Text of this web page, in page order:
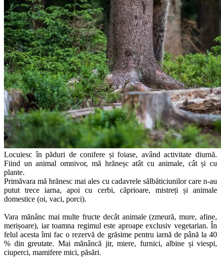
Locuiesc în păduri de conifere și foiase, având activitate diurnă.
Fiind un animal omnivor, mă hrăneșc atât cu animale, cât și cu
plante.
Primăvara mă hrănesc mai ales cu cadavrele sălbăticiunilor care n-au
putut trece iarna, apoi cu cerbi, căprioare, mistreți și animale
domestice (oi, vaci, porci).
Vara mănânc mai multe fructe decât animale (zmeură, mure, afine,
merișoare), iar toamna regimul este aproape exclusiv vegetarian. În
felul acesta îmi fac o rezervă de grăsime pentru iarnă de până la 40
% din greutate. Mai mănâncă jir, miere, furnici, albine și viespi,
ciuperci, mamifere mici, păsări.